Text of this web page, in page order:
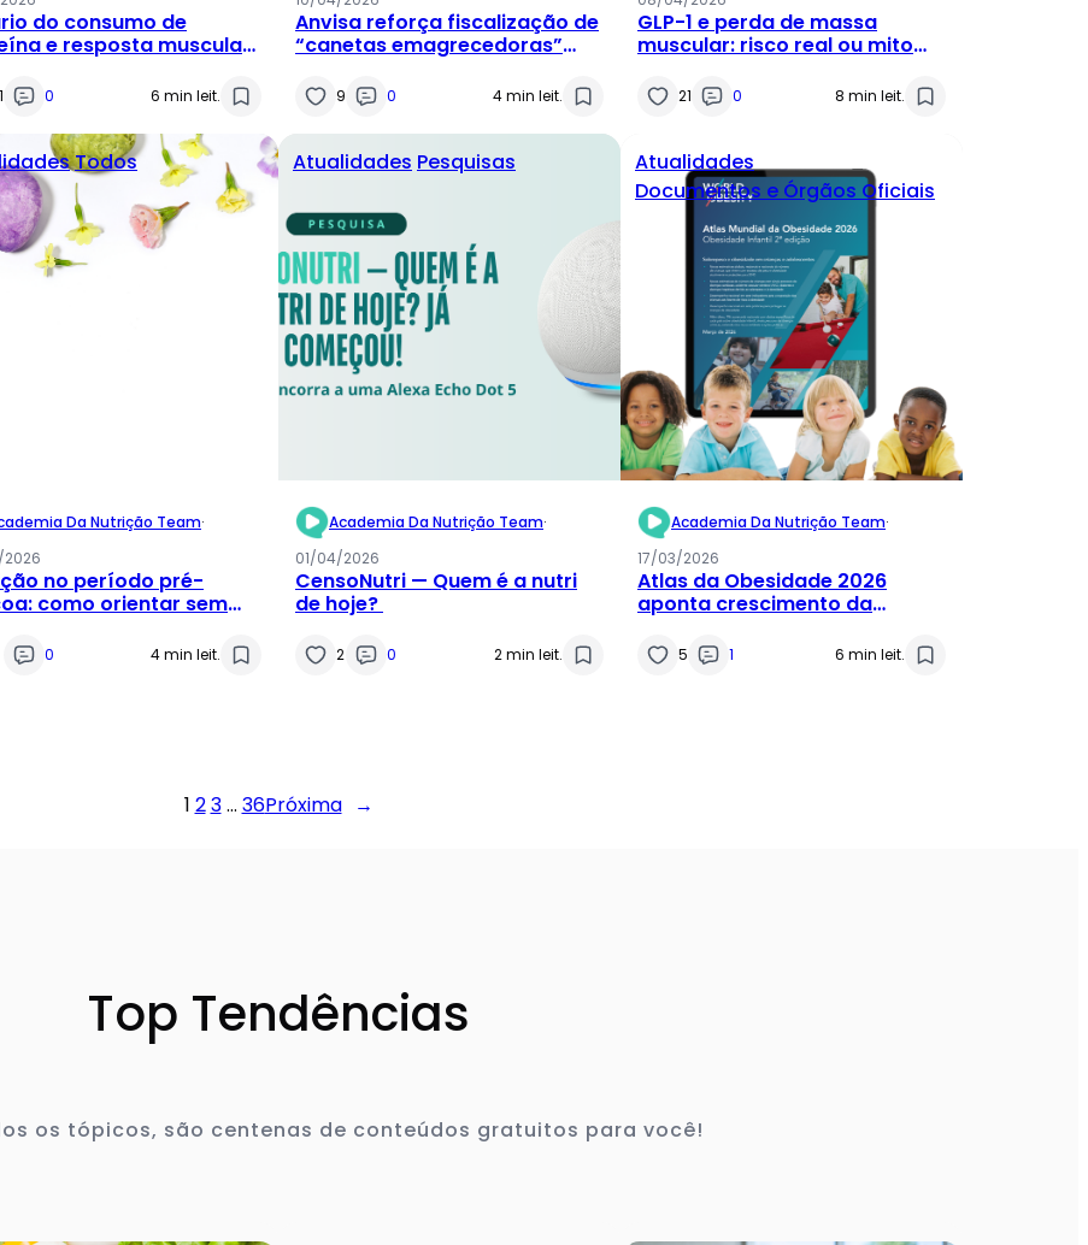
do consumo de
e resposta muscular:
clínica?
0 6 min leit.
Anvisa reforça fiscalização de
“canetas emagrecedoras”
para obesidade
9 0 4 min leit.
GLP-1 e perda de massa
muscular: risco real ou mito
21 0 8 min leit.
Todos
Da Nutrição Team·
no período pré-
como orientar sem
0 4 min leit.
Atualidades Pesquisas
Academia Da Nutrição Team·
01/04/2026
CensoNutri — Quem é a nutri
de hoje?
2 0 2 min leit.
Atualidades
Documentos e Órgãos Oficiais
Academia Da Nutrição Team·
17/03/2026
Atlas da Obesidade 2026
aponta crescimento da
5 1 6 min leit.
1 23… 36Próxima →
Top Tendências
os tópicos, são centenas de conteúdos gratuitos para você!